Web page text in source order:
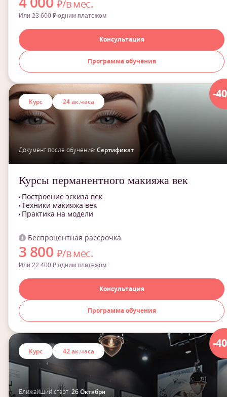
₽/в мес.
Или 23 600 ₽ одним платежом
Консультация
Программа обучения
-
Курс 24 ак.часа
Документ после обучения: Сертификат
Курсы перманентного макияжа век
Построение эскиза век
Техники макияжа век
Практика на модели
Беспроцентная рассрочка
3 800 ₽/в мес.
Или 22 400 ₽ одним платежом
Консультация
Программа обучения
-
Курс 42 ак.часа
Ближайший старт: 26 Октября